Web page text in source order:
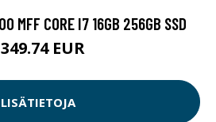
MFF CORE I7 16GB 256GB SSD
EUR
LISÄTIETOJA